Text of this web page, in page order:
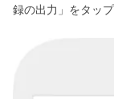
録の出力」をタップ